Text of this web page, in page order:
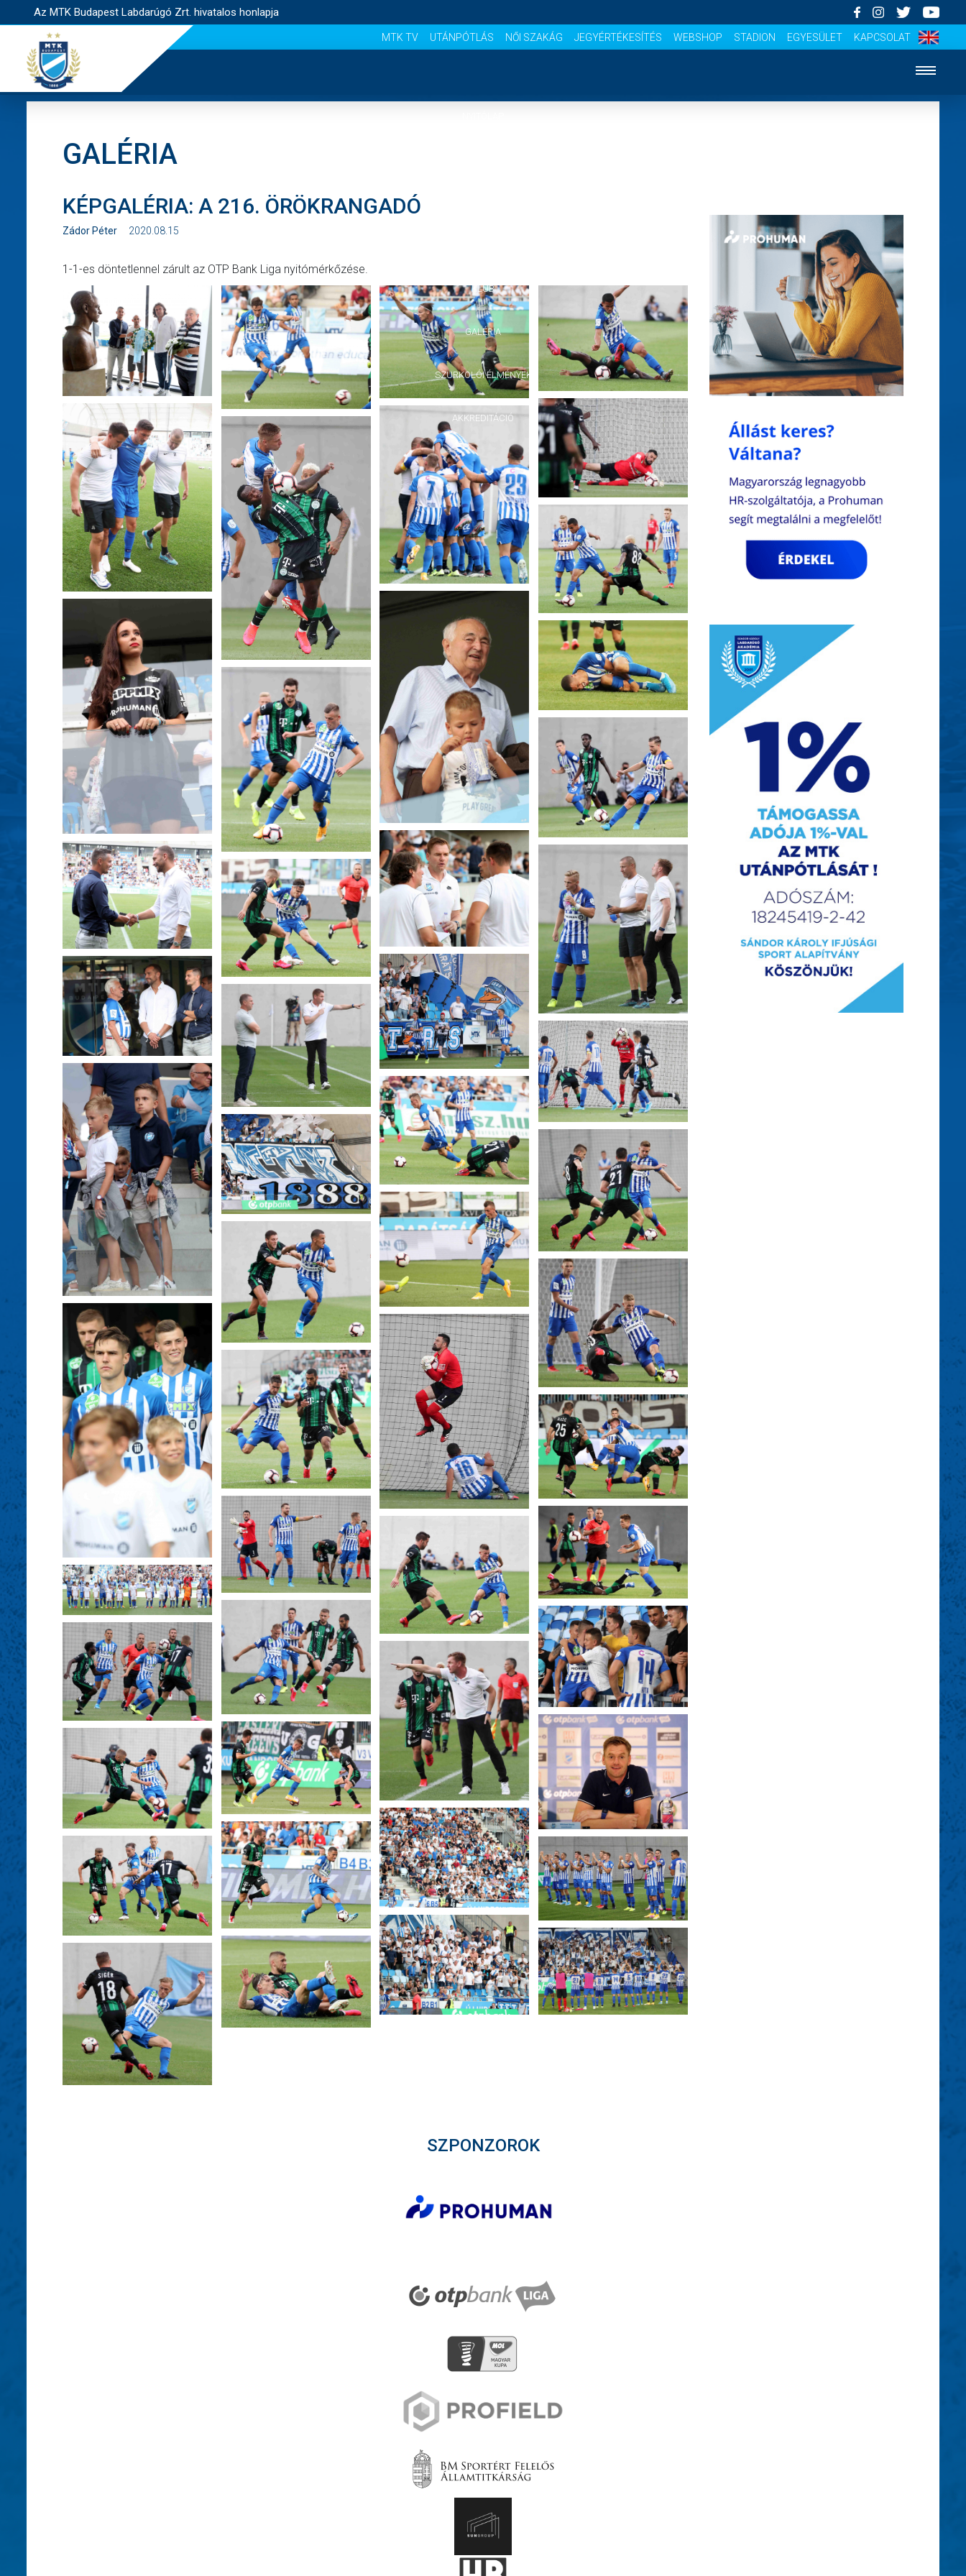
Az MTK Budapest Labdarúgó Zrt. hivatalos honlapja
MTK TV UTÁNPÓTLÁS NŐI SZAKÁG JEGYÉRTÉKESÍTÉS WEBSHOP STADION EGYESÜLET KAPCSOLAT
KLUB
GALÉRIA
SZURKOLÓI ÉLMÉNYEK
AKKREDITÁCIÓ
GALÉRIA
KÉPGALÉRIA: A 216. ÖRÖKRANGADÓ
Zádor Péter 2020.08.15
1-1-es döntetlennel zárult az OTP Bank Liga nyitómérkőzése.
SZPONZOROK